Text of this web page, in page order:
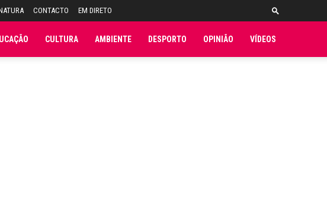
CONTACTO EM DIRETO
CULTURA AMBIENTE DESPORTO OPINIÃO VÍDEOS